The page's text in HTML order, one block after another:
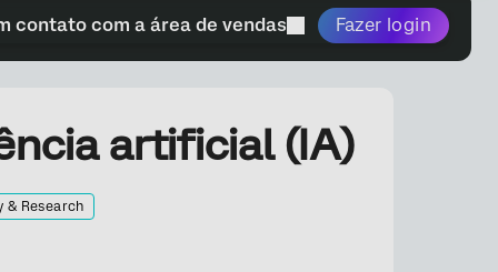
contato com a área de vendas Fazer login
artificial (IA)
& Research